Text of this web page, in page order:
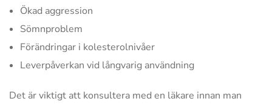
Ökad aggression
Sömnproblem
Förändringar i kolesterolnivåer
Leverpåverkan vid långvarig användning
Det är viktigt att konsultera med en läkare innan man